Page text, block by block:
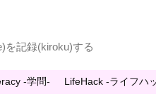
を記録(kiroku)する
-学問- LifeHack -ライフハ